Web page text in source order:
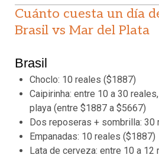
Cuánto cuesta un día
Brasil vs Mar del Plata
Brasil
Choclo: 10 reales ($1887)
Caipirinha: entre 10 a 30
playa (entre $1887 a $5667)
Dos reposeras + sombrilla: 30
Empanadas: 10 reales ($1887)
Lata de cerveza: entre 10 a 12